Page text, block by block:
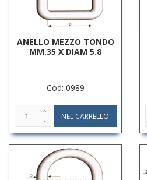
ANELLO MEZZO TONDO
MM.35 X DIAM 5.8
Cod: 0989